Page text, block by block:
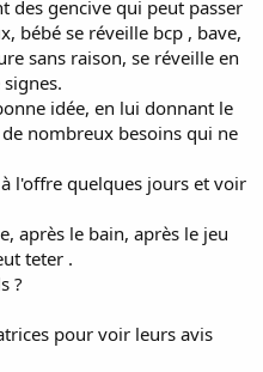
des gencive qui peut passer
bébé se réveille bcp , bave,
sans raison, se réveille en
idée, en lui donnant le
nombreux besoins qui ne
l'offre quelques jours et voir
après le bain, après le jeu
teter .
?
pour voir leurs avis